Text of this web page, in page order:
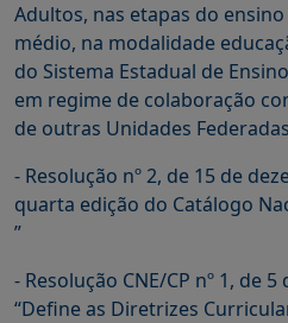
Adultos, nas etapas do
médio, na modalidade
do Sistema Estadual de
em regime de colaboração
de outras Unidades
- Resolução nº 2, de 15 de
quarta edição do Catálogo
”
- Resolução CNE/CP nº 1, de
“Define as Diretrizes